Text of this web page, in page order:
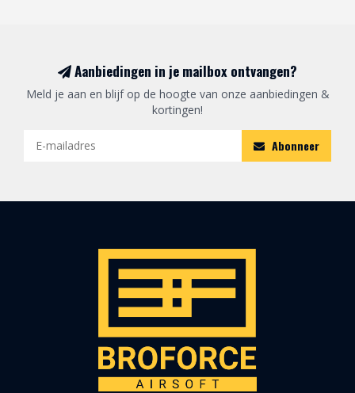
Aanbiedingen in je mailbox ontvangen?
Meld je aan en blijf op de hoogte van onze aanbiedingen &
kortingen!
Abonneer